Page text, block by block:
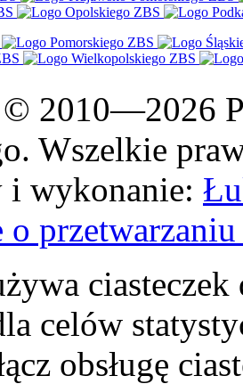
2010—2026
Wszelkie
i wykonanie:
o
celów
obsługę